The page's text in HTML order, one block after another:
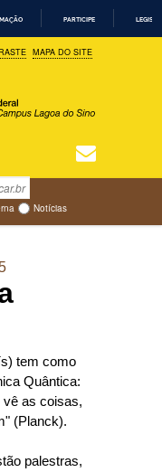
PARTICIPE
MAPA DO SITE
Notícias
tem como
Quântica:
vê as coisas,
(Planck).
palestras,